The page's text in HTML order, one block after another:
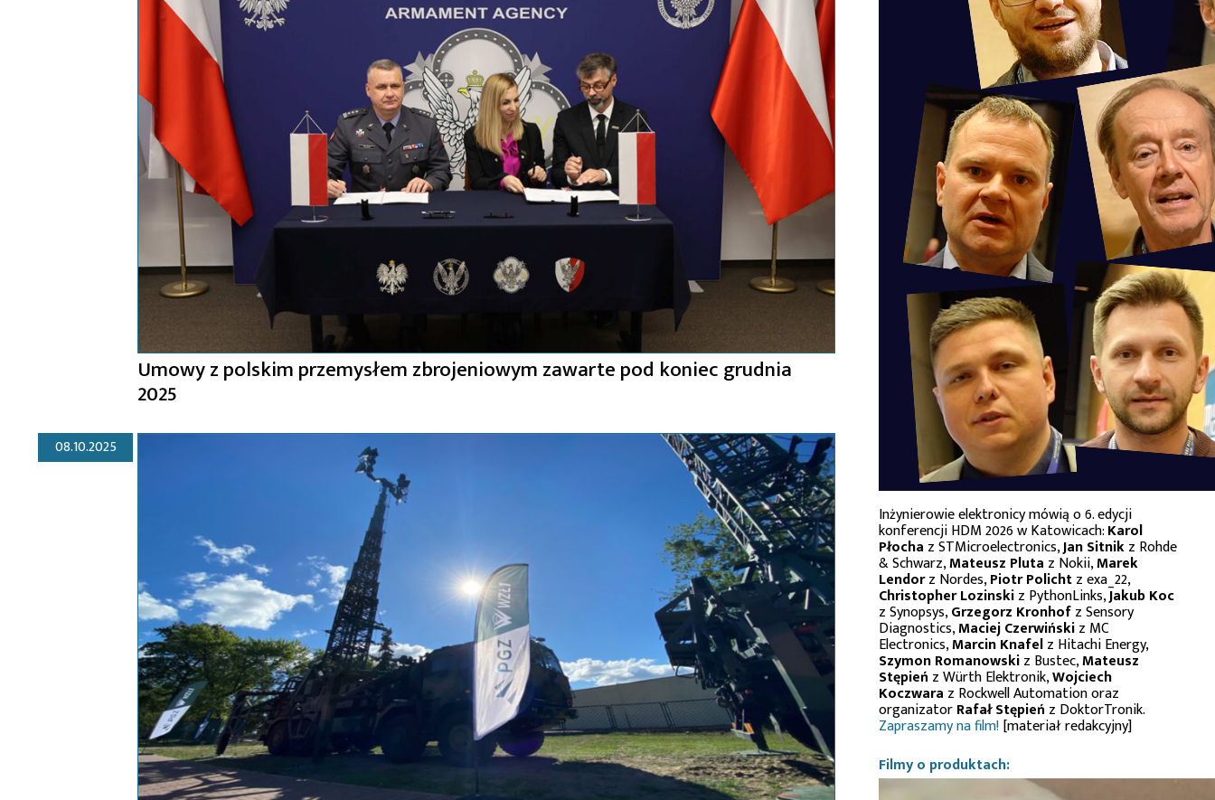
Umowy z polskim przemysłem zbrojeniowym zawarte pod koniec grudnia
2025
08.10.2025
Inżynierowie elektronicy mówią o 6. edycji
konferencji HDM 2026 w Katowicach:Karol
Płocha z STMicroelectronics,Jan Sitnikz Rohde
& Schwarz,Mateusz Pluta z Nokii,Marek
Lendorz Nordes,Piotr Polichtz exa_22,
Christopher Lozinskiz PythonLinks,Jakub Koc
z Synopsys,Grzegorz Kronhofz Sensory
Diagnostics,Maciej Czerwińskiz MC
Electronics,Marcin Knafelz Hitachi Energy,
Szymon Romanowskiz Bustec,Mateusz
Stępień z Würth Elektronik,Wojciech
Koczwara z Rockwell Automation oraz
organizatorRafał Stępień z DoktorTronik.
Zapraszamy na film![materiał redakcyjny]
Filmy o produktach: